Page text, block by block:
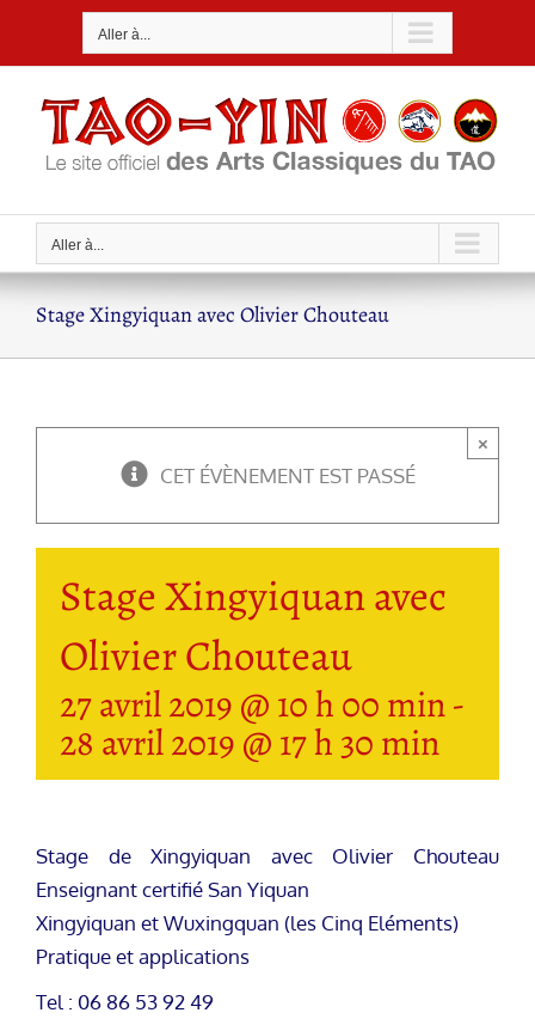
Aller à...
Aller à...
Stage Xingyiquan avec Olivier Chouteau
CET ÉVÈNEMENT EST PASSÉ
×
Stage Xingyiquan avec
Olivier Chouteau
27 avril 2019 @ 10 h 00 min-
28 avril 2019 @ 17 h 30 min
Stage de Xingyiquan avec Olivier Chouteau
Enseignant certifié San Yiquan
Xingyiquan et Wuxingquan (les Cinq Eléments)
Pratique et applications
Tel : 06 86 53 92 49